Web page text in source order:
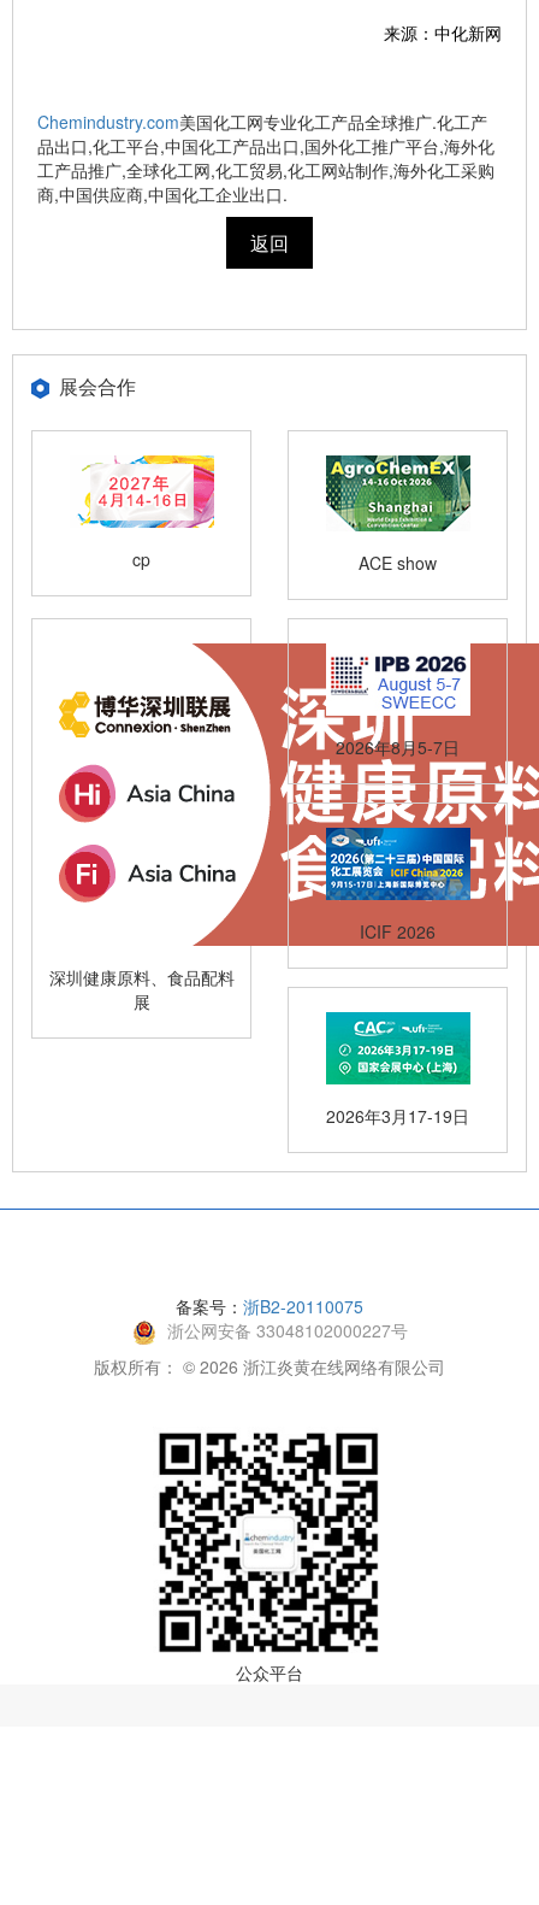
来源：中化新网
Chemindustry.com美国化工网专业化工产品全球推广.化工产
品出口,化工平台,中国化工产品出口,国外化工推广平台,海外化
工产品推广,全球化工网,化工贸易,化工网站制作,海外化工采购
商,中国供应商,中国化工企业出口.
返回
展会合作
cp ACE show
深圳健康原料、食品配料
展
2026年8月5-7日
ICIF 2026
2026年3月17-19日
备案号： 浙B2-20110075
浙公网安备 33048102000227号
版权所有： © 2026 浙江炎黄在线网络有限公司
公众平台